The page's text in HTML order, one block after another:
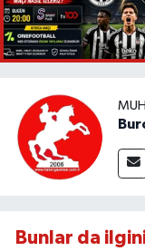
Bunlar da